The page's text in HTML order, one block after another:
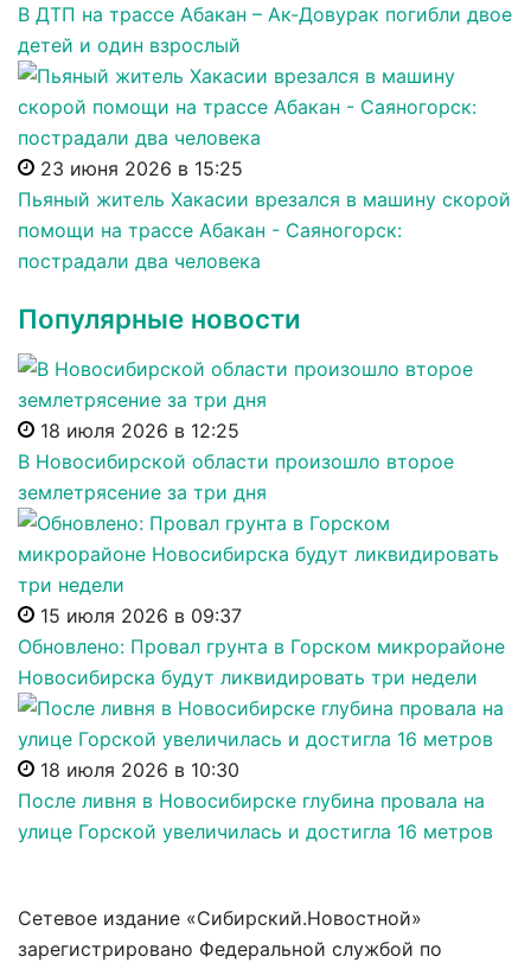
В ДТП на трассе Абакан – Ак-Довурак погибли двое
детей и один взрослый
23 июня 2026 в 15:25
Пьяный житель Хакасии врезался в машину скорой
помощи на трассе Абакан - Саяногорск:
пострадали два человека
Популярные новости
18 июля 2026 в 12:25
В Новосибирской области произошло второе
землетрясение за три дня
15 июля 2026 в 09:37
Обновлено: Провал грунта в Горском микрорайоне
Новосибирска будут ликвидировать три недели
18 июля 2026 в 10:30
После ливня в Новосибирске глубина провала на
улице Горской увеличилась и достигла 16 метров
Сетевое издание «Сибирский.Новостной»
зарегистрировано Федеральной службой по